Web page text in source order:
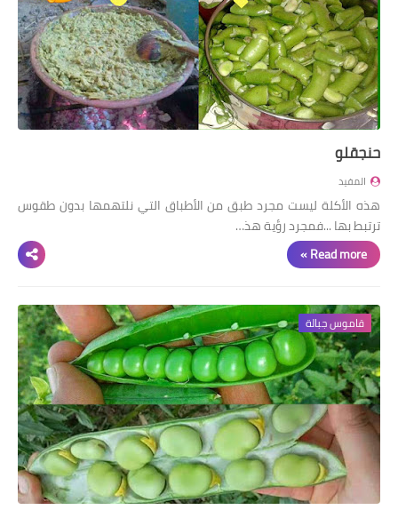
حنجقلو
المفيد
هذه الأكلة ليست مجرد طبق من الأطباق التي نلتهمها بدون طقوس
ترتبط بها ...فمجرد رؤية هذ…
Read more »
قاموس جبالة